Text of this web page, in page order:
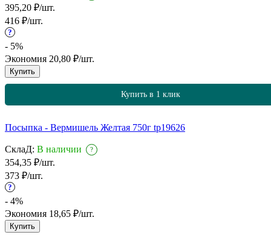
395,20 ₽/шт.
416 ₽/шт.
?
- 5%
Экономия 20,80 ₽/шт.
Купить
Купить в 1 клик
Посыпка - Вермишель Желтая 750г tp19626
СклаД: В наличии ?
354,35 ₽/шт.
373 ₽/шт.
?
- 4%
Экономия 18,65 ₽/шт.
Купить